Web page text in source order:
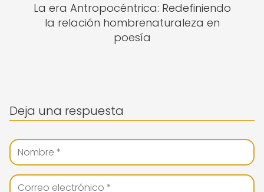
La era Antropocéntrica: Redefiniendo
la relación hombrenaturaleza en
poesía
Deja una respuesta